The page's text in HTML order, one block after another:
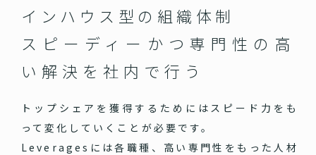
インハウス型の組織体制
スピーディーかつ専門性の高
い 解決を社内で行う
トップシェアを獲得するためにはスピード力をも
って変化していくことが必要です。
Leveragesには各職種、高い専門性をもった人材